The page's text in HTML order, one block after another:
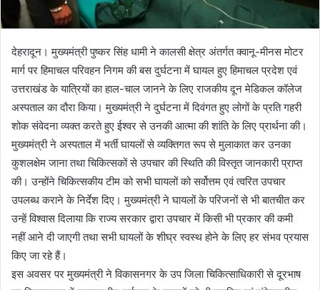
देहरादून। मुख्यमंत्री पुष्कर सिंह धामी ने कालसी क्षेत्र अंतर्गत क्वानू-मीनस मोटर
मार्ग पर हिमाचल परिवहन निगम की बस दुर्घटना में घायल हुए हिमाचल प्रदेश एवं
उत्तराखंड के यात्रियों का हाल-चाल जानने के लिए राजकीय दून मेडिकल कॉलेज
अस्पताल का दौरा किया। मुख्यमंत्री ने दुर्घटना में दिवंगत हुए लोगों के प्रति गहरी
शोक संवेदना व्यक्त करते हुए ईश्वर से उनकी आत्मा की शांति के लिए प्रार्थना की।
मुख्यमंत्री ने अस्पताल में भर्ती घायलों से व्यक्तिगत रूप से मुलाकात कर उनका
कुशलक्षेम जाना तथा चिकित्सकों से उपचार की स्थिति की विस्तृत जानकारी प्राप्त
की। उन्होंने चिकित्सकीय टीम को सभी घायलों को सर्वोत्तम एवं त्वरित उपचार
उपलब्ध कराने के निर्देश दिए। मुख्यमंत्री ने घायलों के परिजनों से भी बातचीत कर
उन्हें विश्वास दिलाया कि राज्य सरकार द्वारा उपचार में किसी भी प्रकार की कमी
नहीं आने दी जाएगी तथा सभी घायलों के शीघ्र स्वस्थ होने के लिए हर संभव प्रयास
किए जा रहे हैं।
इस अवसर पर मुख्यमंत्री ने विकासनगर के उप जिला चिकित्साधिकारी से दूरभाष